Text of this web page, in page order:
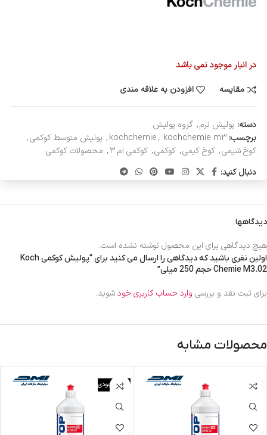
در انبار موجود نمی باشد
مقایسه
افزودن به علاقه مندی
دسته: پولیش نرم, گروه پولیش
برچسب:
kochchemie, kochchemie m3
, پولیش متوسط کوکمی,
کوخ شیمی, کوخ کیمی, کوکمی, کوکمی ام 3 , محصولات کوکمی
دنبال کنید:
دیدگاهها
هیچ دیدگاهی برای این محصول نوشته نشده است.
اولین نفری باشید که دیدگاهی را ارسال می کنید برای “پولیش کوکمی Koch
Chemie M3.02 حجم 250 میلی”
برای ثبت نقد و بررسی وارد حساب کاربری خودشوید.
محصولات مشابه
اتمام موجودی